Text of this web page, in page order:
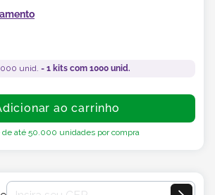
unid. = 1 kits com 1000 unid.
ao carrinho
até 50.000 unidades por compra